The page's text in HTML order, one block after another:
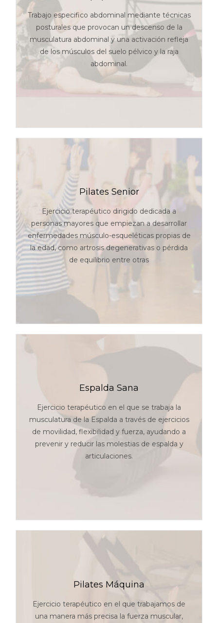
Trabajo especifico abdominal mediante técnicas
posturales que provocan un descenso de la
musculatura abdominal y una activación refleja
de los músculos del suelo pélvico y la raja
abdominal.
Pilates Senior
Ejercicio terapéutico dirigido dedicada a
personas mayores que empiezan a desarrollar
enfermedades músculo-esqueléticas propias de
la edad, como artrosis degenerativas o pérdida
de equilibrio entre otras
Espalda Sana
Ejercicio terapéutico en el que se trabaja la
musculatura de la Espalda a través de ejercicios
de movilidad, flexibilidad y fuerza, ayudando a
prevenir y reducir las molestias de espalda y
articulaciones.
Pilates Máquina
Ejercicio terapéutico en el que trabajamos de
una manera más precisa la fuerza muscular,